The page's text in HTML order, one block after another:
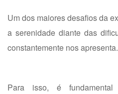
Um dos maiores desafios da
a serenidade diante das
constantemente nos apresenta.
Para isso, é fundamental